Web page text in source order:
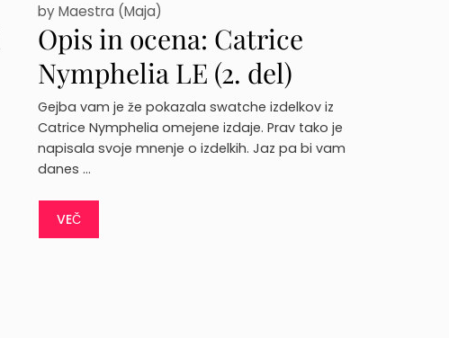
Opis in ocena: Catrice
Nymphelia LE (2. del)
byMaestra (Maja)
Gejba vam je že pokazala swatche izdelkov iz
Catrice Nymphelia omejene izdaje. Prav tako je
napisala svoje mnenje o izdelkih. Jaz pa bi vam
danes …
VEČ